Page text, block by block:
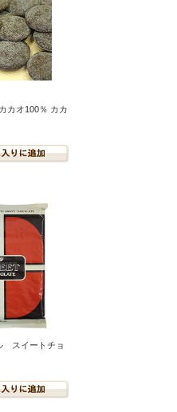
カオ100％ カカ
スイートチョ